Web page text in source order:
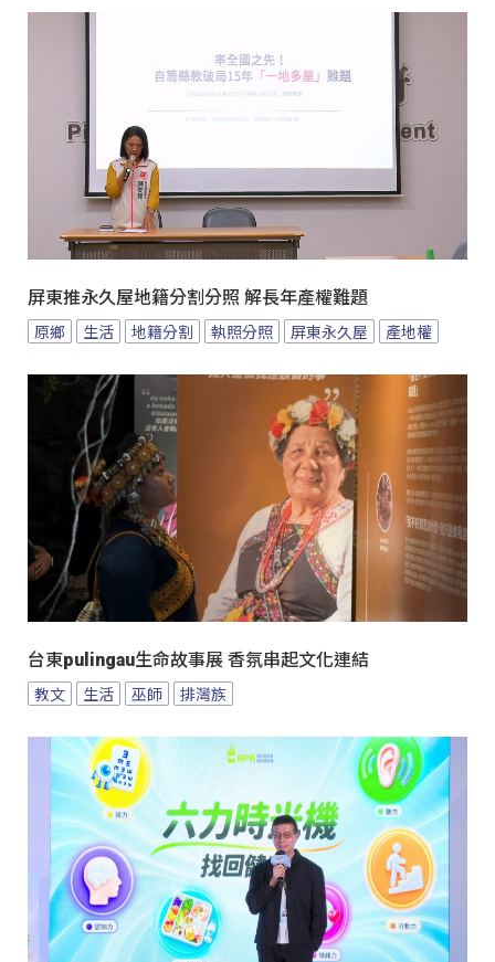
屏東推永久屋地籍分割分照 解長年產權難題
原鄉 生活 地籍分割 執照分照 屏東永久屋 產地權
台東pulingau生命故事展 香氛串起文化連結
教文 生活 巫師 排灣族